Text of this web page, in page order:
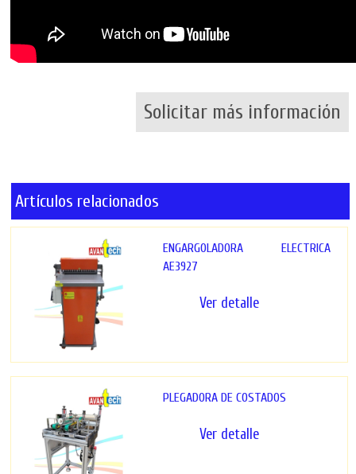
Solicitar más información
Artículos relacionados
ENGARGOLADORA ELECTRICA
AE3927
Ver detalle
PLEGADORA DE COSTADOS
Ver detalle